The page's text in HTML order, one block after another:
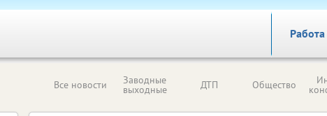
Работа
Все новости Заводные
выходные ДТП Общество